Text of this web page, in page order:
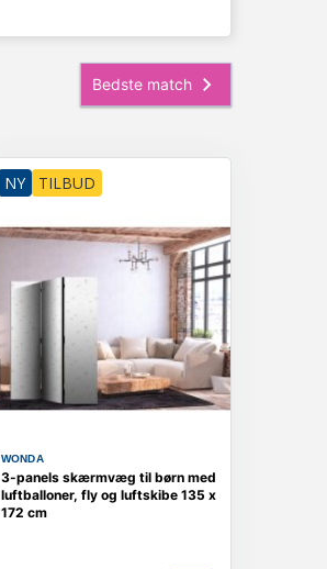
NY TILBUD
WONDA
3-panels skærmvæg til børn med
luftballoner, fly og luftskibe 135 x
172 cm